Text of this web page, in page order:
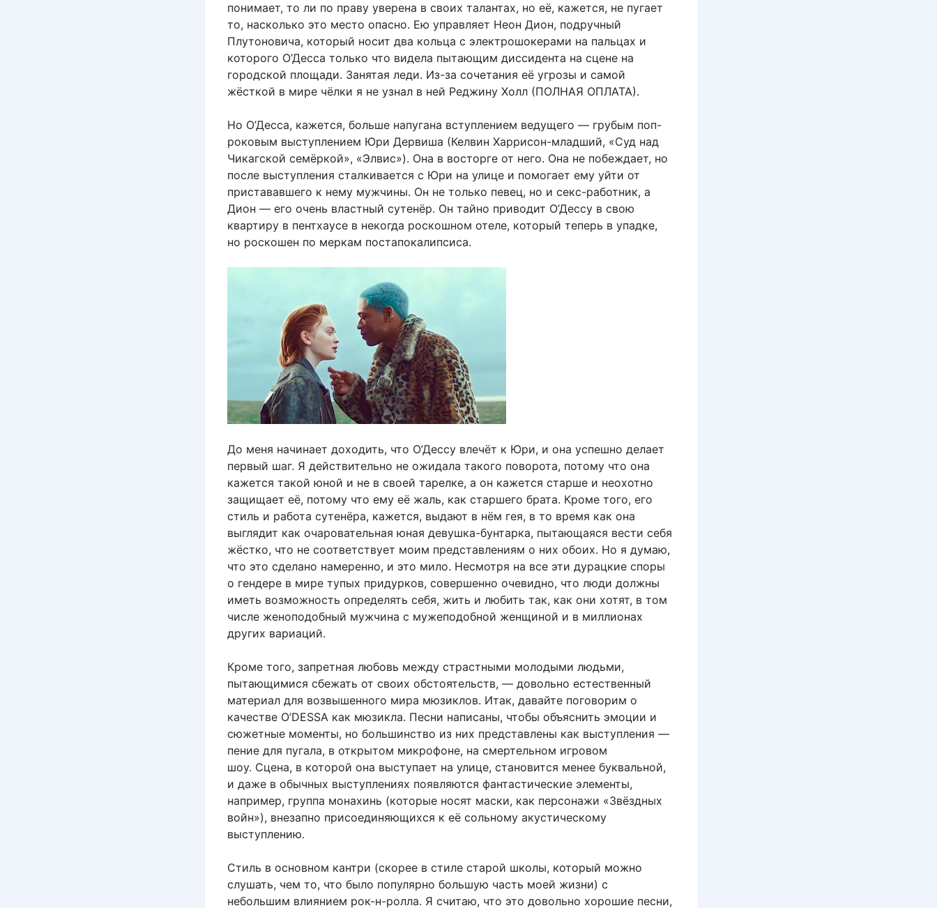
понимает, то ли по праву уверена в своих талантах, но её, кажется, не пугает
то, насколько это место опасно. Ею управляет Неон Дион, подручный
Плутоновича, который носит два кольца с электрошокерами на пальцах и
которого О’Десса только что видела пытающим диссидента на сцене на
городской площади. Занятая леди. Из-за сочетания её угрозы и самой
жёсткой в мире чёлки я не узнал в ней Реджину Холл (ПОЛНАЯ ОПЛАТА).
Но О’Десса, кажется, больше напугана вступлением ведущего — грубым поп-
роковым выступлением Юри Дервиша (Келвин Харрисон-младший, «Суд над
Чикагской семёркой», «Элвис»). Она в восторге от него. Она не побеждает, но
после выступления сталкивается с Юри на улице и помогает ему уйти от
пристававшего к нему мужчины. Он не только певец, но и секс-работник, а
Дион — его очень властный сутенёр. Он тайно приводит О’Дессу в свою
квартиру в пентхаусе в некогда роскошном отеле, который теперь в упадке,
но роскошен по меркам постапокалипсиса.
До меня начинает доходить, что О’Дессу влечёт к Юри, и она успешно делает
первый шаг. Я действительно не ожидала такого поворота, потому что она
кажется такой юной и не в своей тарелке, а он кажется старше и неохотно
защищает её, потому что ему её жаль, как старшего брата. Кроме того, его
стиль и работа сутенёра, кажется, выдают в нём гея, в то время как она
выглядит как очаровательная юная девушка-бунтарка, пытающаяся вести себя
жёстко, что не соответствует моим представлениям о них обоих. Но я думаю,
что это сделано намеренно, и это мило. Несмотря на все эти дурацкие споры
о гендере в мире тупых придурков, совершенно очевидно, что люди должны
иметь возможность определять себя, жить и любить так, как они хотят, в том
числе женоподобный мужчина с мужеподобной женщиной и в миллионах
других вариаций.
Кроме того, запретная любовь между страстными молодыми людьми,
пытающимися сбежать от своих обстоятельств, — довольно естественный
материал для возвышенного мира мюзиклов. Итак, давайте поговорим о
качестве O’DESSA как мюзикла. Песни написаны, чтобы объяснить эмоции и
сюжетные моменты, но большинство из них представлены как выступления —
пение для пугала, в открытом микрофоне, на смертельном игровом
шоу. Сцена, в которой она выступает на улице, становится менее буквальной,
и даже в обычных выступлениях появляются фантастические элементы,
например, группа монахинь (которые носят маски, как персонажи «Звёздных
войн»), внезапно присоединяющихся к её сольному акустическому
выступлению.
Стиль в основном кантри (скорее в стиле старой школы, который можно
слушать, чем то, что было популярно большую часть моей жизни) с
небольшим влиянием рок-н-ролла. Я считаю, что это довольно хорошие песни,